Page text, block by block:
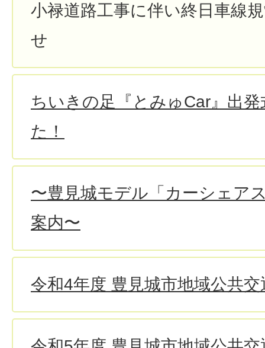
小禄道路工事に伴い終日車線
せ
ちいきの足『とみゅCar』出
た！
〜豊見城モデル「カーシェア
案内〜
令和4年度 豊見城市地域公共交